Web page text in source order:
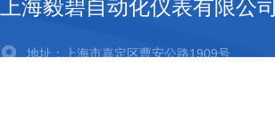
上海毅碧自动化仪表有限公司
地址：上海市嘉定区曹安公路1909号